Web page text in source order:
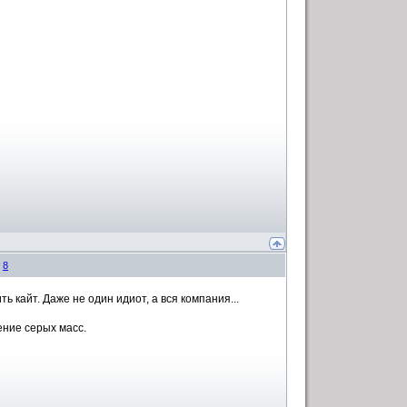
8
кайт. Даже не один идиот, а вся компания...
серых масс.